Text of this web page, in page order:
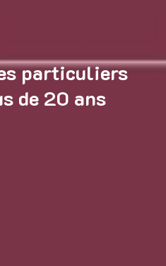
particuliers
de 20 ans